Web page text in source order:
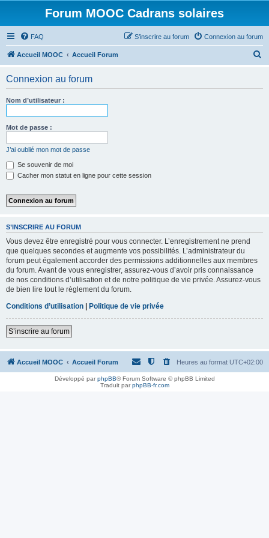
Forum MOOC Cadrans solaires
FAQ Connexion au forum
S’inscrire au forum
Accueil MOOC Accueil Forum
Connexion au forum
Nom d’utilisateur :
Mot de passe :
J’ai oublié mon mot de passe
Se souvenir de moi
Cacher mon statut en ligne pour cette session
S’INSCRIRE AU FORUM
Vous devez être enregistré pour vous connecter. L’enregistrement ne prend
que quelques secondes et augmente vos possibilités. L’administrateur du
forum peut également accorder des permissions additionnelles aux membres
du forum. Avant de vous enregistrer, assurez-vous d’avoir pris connaissance
de nos conditions d’utilisation et de notre politique de vie privée. Assurez-vous
de bien lire tout le règlement du forum.
Conditions d’utilisation | Politique de vie privée
S’inscrire au forum
Accueil MOOC Accueil Forum Heures au format UTC+02:00
Développé parphpBB® Forum Software © phpBB Limited
Traduit parphpBB-fr.com